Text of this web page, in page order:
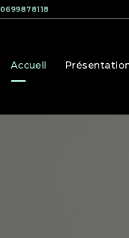
Accueil
0699878118